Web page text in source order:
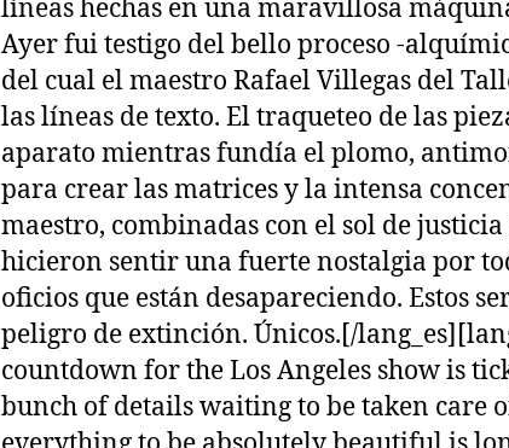
líneas hechas en una maravillosa
Ayer fui testigo del bello proceso -
del cual el maestro Rafael Villegas del
las líneas de texto. El traqueteo de las
aparato mientras fundía el plomo,
para crear las matrices y la intensa
maestro, combinadas con el sol de
hicieron sentir una fuerte nostalgia por
oficios que están desapareciendo. Estos
peligro de extinción. Únicos.[/
countdown for the Los Angeles show is
bunch of details waiting to be taken care